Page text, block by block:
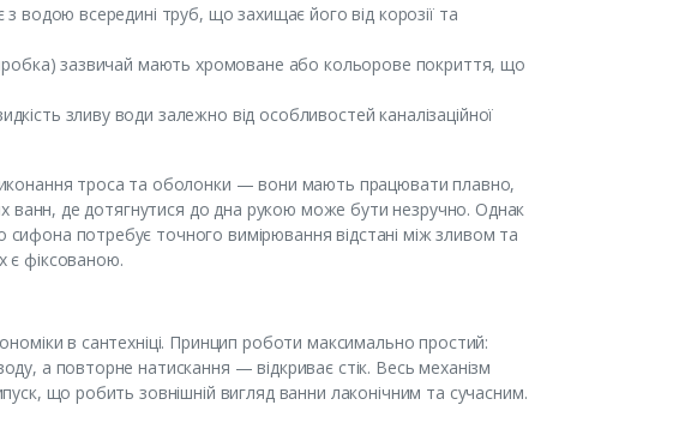
водою всередині труб, що захищає його від корозії та
зазвичай мають хромоване або кольорове покриття, що
зливу води залежно від особливостей каналізаційної
троса та оболонки — вони мають працювати плавно,
ванн, де дотягнутися до дна рукою може бути незручно. Однак
потребує точного вимірювання відстані між зливом та
є фіксованою.
в сантехніці. Принцип роботи максимально простий:
а повторне натискання — відкриває стік. Весь механізм
що робить зовнішній вигляд ванни лаконічним та сучасним.